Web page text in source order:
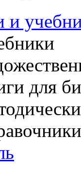
и
для